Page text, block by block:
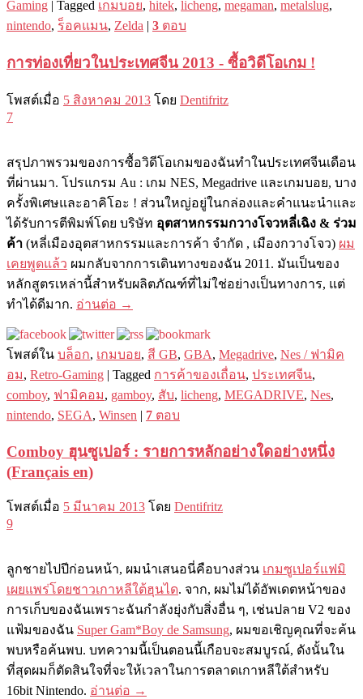
Gaming | Tagged เกมบอย, hitek, licheng, megaman, metalslug,
nintendo, ร็อคแมน, Zelda | 3 ตอบ
การท่องเที่ยวในประเทศจีน 2013 - ซื้อวิดีโอเกม !
โพสต์เมื่อ 5 สิงหาคม 2013 โดย Dentifritz
7
สรุปภาพรวมของการซื้อวิดีโอเกมของฉันทำในประเทศจีนเดือน
ที่ผ่านมา. โปรแกรม Au : เกม NES, Megadrive และเกมบอย, บาง
ครั้งพิเศษและอาคิโอะ ! ส่วนใหญ่อยู่ในกล่องและคำแนะนำและ
ได้รับการตีพิมพ์โดย บริษัท อุตสาหกรรมกวางโจวหลี่เฉิง & ร่วม
ค้า (หลี่เมืองอุตสาหกรรมและการค้า จำกัด , เมืองกวางโจว) ผม
เคยพูดแล้ว ผมกลับจากการเดินทางของฉัน 2011. มันเป็นของ
หลักสูตรเหล่านี้สำหรับผลิตภัณฑ์ที่ไม่ใช่อย่างเป็นทางการ, แต่
ทำได้ดีมาก. อ่านต่อ →
โพสต์ใน บล็อก, เกมบอย, สี GB, GBA, Megadrive, Nes / ฟามิค
อม, Retro-Gaming | Tagged การค้าของเถื่อน, ประเทศจีน,
comboy, ฟามิคอม, gamboy, สับ, licheng, MEGADRIVE, Nes,
nintendo, SEGA, Winsen | 7 ตอบ
Comboy ฮุนซูเปอร์ : รายการหลักอย่างใดอย่างหนึ่ง
(Français en)
โพสต์เมื่อ 5 มีนาคม 2013 โดย Dentifritz
9
ลูกชายไปปีก่อนหน้า, ผมนำเสนอนี่คือบางส่วน เกมซูเปอร์แฟมิ
เผยแพร่โดยชาวเกาหลีใต้ฮุนได. จาก, ผมไม่ได้อัพเดตหน้าของ
การเก็บของฉันเพราะฉันกำลังยุ่งกับสิ่งอื่น ๆ, เช่นปลาย V2 ของ
แฟ้มของฉัน Super Gam*Boy de Samsung, ผมขอเชิญคุณที่จะค้น
พบหรือค้นพบ. บทความนี้เป็นตอนนี้เกือบจะสมบูรณ์, ดังนั้นใน
ที่สุดผมก็ตัดสินใจที่จะให้เวลาในการตลาดเกาหลีใต้สำหรับ
16bit Nintendo. อ่านต่อ →